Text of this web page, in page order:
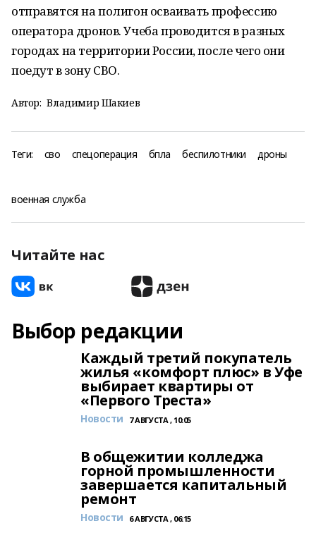
отправятся на полигон осваивать профессию
оператора дронов. Учеба проводится в разных
городах на территории России, после чего они
поедут в зону СВО.
Автор: Владимир Шакиев
Теги: сво спецоперация бпла беспилотники дроны
военная служба
Читайте нас
Выбор редакции
Каждый третий покупатель
жилья «комфорт плюс» в Уфе
выбирает квартиры от
«Первого Треста»
Новости 7 АВГУСТА , 10:05
В общежитии колледжа
горной промышленности
завершается капитальный
ремонт
Новости 6 АВГУСТА , 06:15